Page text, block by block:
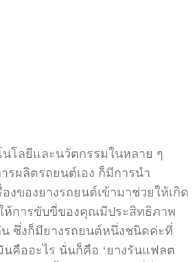
โลยีและนวัตกรรมในหลาย ๆ
รผลิตรถยนต์เอง ก็มีการนำ
องของยางรถยนต์เข้ามาช่วยให้เกิด
ห้การขับขี่ของคุณมีประสิทธิภาพ
น ซึ่งก็มียางรถยนต์หนึ่งชนิดค่ะที่
คืออะไร นั่นก็คือ ‘ยางรันแฟลต